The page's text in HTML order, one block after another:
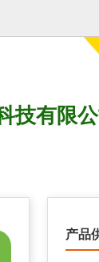
技有限公
产品